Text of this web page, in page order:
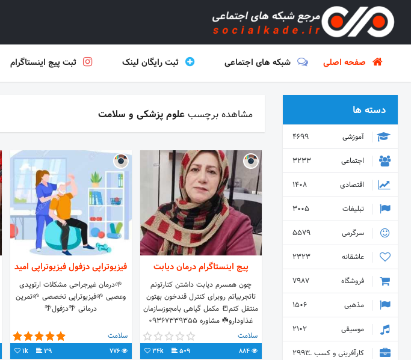
صفحه اصلی شبکه های اجتماعی ثبت رایگان لینک ثبت پیج اینستاگرام
مشاهده برچسب علوم پزشکی و سلامت
پیج اینستاگرام درمان دیابت
چون همسرم دیابت داشتن کنارتونم
تاتجربیاتم روبرای کنترل قندخون بهتون
منتقل کنم📒 مکمل گیاهی بامجوزسازمان
غذاودارو☘️ مشاوره 09367339355
ارسال سراسرکشور🗺️
سلامت
884
509
34k
فیزیوتراپی دزفول فیزیوتراپی امید
🌱درمان غیرجراحی مشکلات ارتوپدی
وعصبی 🌱فیزیوتراپی تخصصی 🌱تمرین
درمانی 🌴دزفول🌴
سلامت
776
39
1k
دسته ها
آموزشی
4699
اجتماعی
3233
اقتصادی
1408
تبلیغات
3005
سرگرمی
5579
عاشقانه
2323
فروشگاه
7987
مذهبی
1506
موسیقی
2102
کارآفرینی و کسب و کار 2993